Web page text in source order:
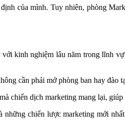
của mình. Tuy nhiên, phòng
kinh nghiệm lâu năm trong lĩnh
cần phải mở phòng ban hay đào
chiến dịch marketing mang lại,
chiến lược marketing mới